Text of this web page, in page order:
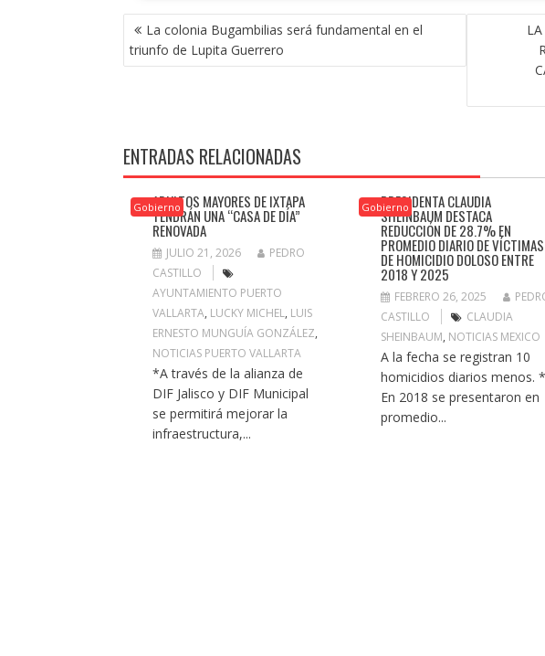
NAVEGACIÓN
DE
ENTRADAS
La colonia Bugambilias será fundamental en el
triunfo de Lupita Guerrero
ENTRADAS RELACIONADAS
Gobierno
ADULTOS MAYORES DE IXTAPA
TENDRÁN UNA “CASA DE DÍA”
RENOVADA
JULIO 21, 2026
PEDRO
CASTILLO
AYUNTAMIENTO PUERTO
VALLARTA, LUCKY MICHEL, LUIS
ERNESTO MUNGUÍA GONZÁLEZ,
NOTICIAS PUERTO VALLARTA
*A través de la alianza de
DIF Jalisco y DIF Municipal
se permitirá mejorar la
infraestructura,...
Gobierno
PRESIDENTA CLAUDIA
SHEINBAUM DESTACA
REDUCCIÓN DE 28.7% EN
PROMEDIO DIARIO DE VÍCTIMAS
DE HOMICIDIO DOLOSO ENTRE
2018 Y 2025
FEBRERO 26, 2025
CASTILLO
CLAUDIA
SHEINBAUM, NOTICIAS MEXICO
A la fecha se registran 10
homicidios diarios menos. *
En 2018 se presentaron en
promedio...